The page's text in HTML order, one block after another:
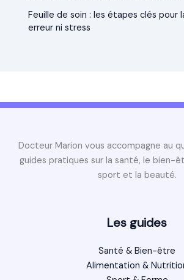
Feuille de soin : les étapes clés pour
erreur ni stress
Docteur Marion vous accompagne au
guides pratiques sur la santé, le bien-
sport et la beauté.
Les guides
Santé & Bien-être
Alimentation &